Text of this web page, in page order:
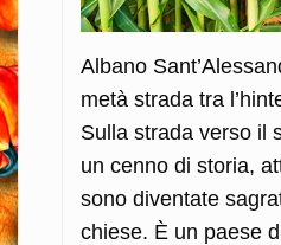
Albano
metà strada tra
Sulla strada verso il
un cenno di storia,
sono diventate
chiese. È un paese